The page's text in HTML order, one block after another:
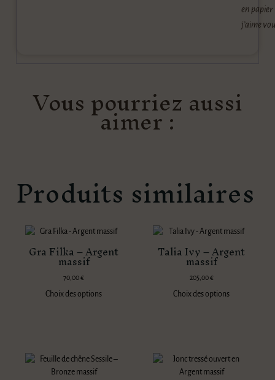
en
j’aime
Vous pourriez aussi
aimer :
Produits similaires
Gra Filka – Argent
massif
70,00€
Choix des options
Talia Ivy – Argent
massif
205,00€
Choix des options